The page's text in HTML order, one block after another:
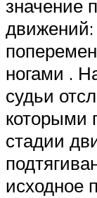
значение
движений:
ногами .
судьи
которыми
стадии
исходное